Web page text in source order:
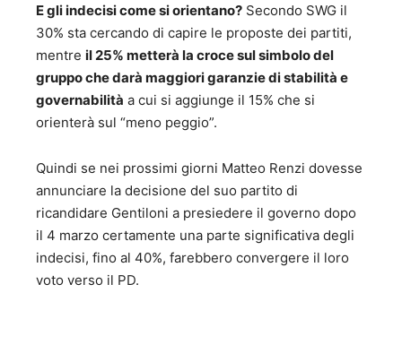
E gli indecisi come si orientano? Secondo SWG il
30% sta cercando di capire le proposte dei partiti,
mentre il 25% metterà la croce sul simbolo del
gruppo che darà maggiori garanzie di stabilità e
governabilità a cui si aggiunge il 15% che si
orienterà sul “meno peggio”.
Quindi se nei prossimi giorni Matteo Renzi dovesse
annunciare la decisione del suo partito di
ricandidare Gentiloni a presiedere il governo dopo
il 4 marzo certamente una parte significativa degli
indecisi, fino al 40%, farebbero convergere il loro
voto verso il PD.